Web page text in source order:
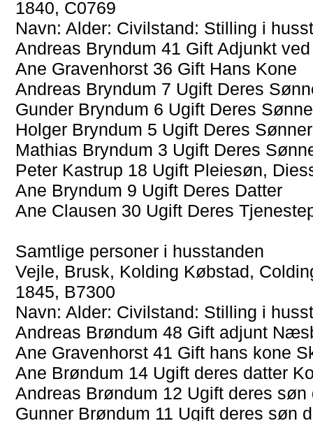
1840, C0769
Navn: Alder: Civilstand: Stilling i
Andreas Bryndum 41 Gift Adjunkt
Ane Gravenhorst 36 Gift Hans Kone
Andreas Bryndum 7 Ugift Deres
Gunder Bryndum 6 Ugift Deres
Holger Bryndum 5 Ugift Deres Sønner
Mathias Bryndum 3 Ugift Deres
Peter Kastrup 18 Ugift Pleiesøn,
Ane Bryndum 9 Ugift Deres Datter
Ane Clausen 30 Ugift Deres
Samtlige personer i husstanden
Vejle, Brusk, Kolding Købstad,
1845, B7300
Navn: Alder: Civilstand: Stilling i
Andreas Brøndum 48 Gift adjunt
Ane Gravenhorst 41 Gift hans kone
Ane Brøndum 14 Ugift deres datter
Andreas Brøndum 12 Ugift deres søn
Gunner Brøndum 11 Ugift deres søn